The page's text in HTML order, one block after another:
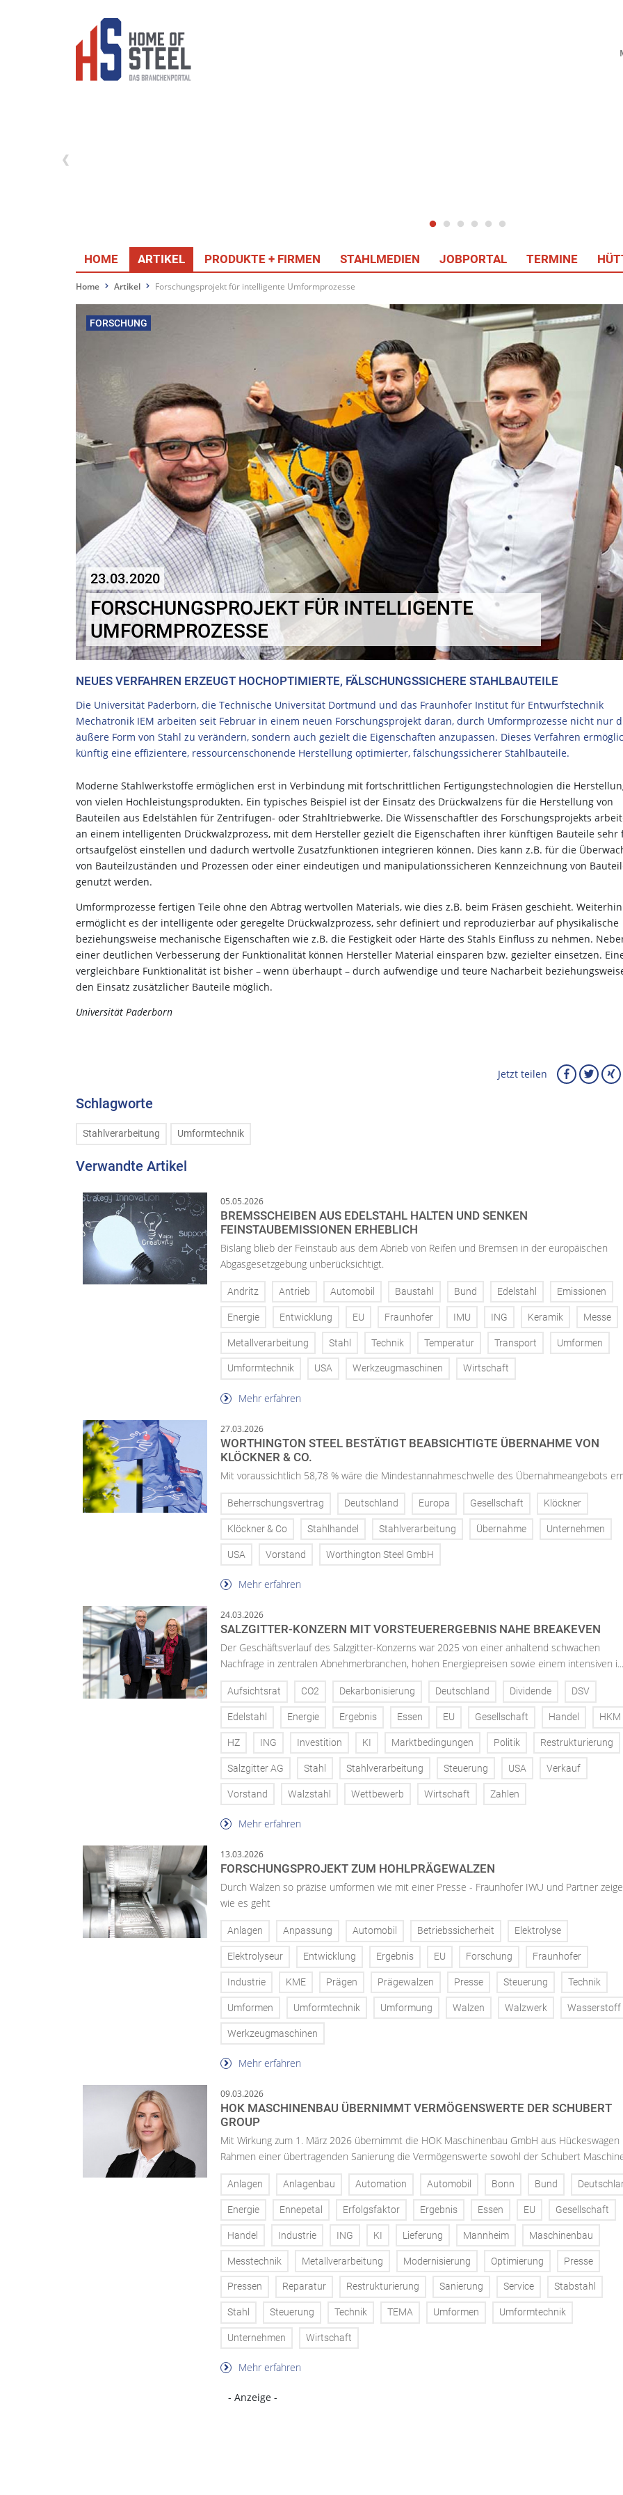
HOME ARTIKEL PRODUKTE + FIRMEN STAHLMEDIEN JOBPORTAL TERMINE
Home Artikel Forschungsprojekt für intelligente Umformprozesse
FORSCHUNG
23.03.2020
FORSCHUNGSPROJEKT FÜR INTELLIGENTE
UMFORMPROZESSE
NEUES VERFAHREN ERZEUGT HOCHOPTIMIERTE, FÄLSCHUNGSSICHERE STAHLBAUTEILE
Die Universität Paderborn, die Technische Universität Dortmund und das Fraunhofer Institut für Entwurfstechnik
Mechatronik IEM arbeiten seit Februar in einem neuen Forschungsprojekt daran, durch Umformprozesse nicht nur
äußere Form von Stahl zu verändern, sondern auch gezielt die Eigenschaften anzupassen. Dieses Verfahren
künftig eine effizientere, ressourcenschonende Herstellung optimierter, fälschungssicherer Stahlbauteile.
Moderne Stahlwerkstoffe ermöglichen erst in Verbindung mit fortschrittlichen Fertigungstechnologien die
von vielen Hochleistungsprodukten. Ein typisches Beispiel ist der Einsatz des Drückwalzens für die Herstellung von
Bauteilen aus Edelstählen für Zentrifugen- oder Strahltriebwerke. Die Wissenschaftler des Forschungsprojekts
an einem intelligenten Drückwalzprozess, mit dem Hersteller gezielt die Eigenschaften ihrer künftigen Bauteile sehr
ortsaufgelöst einstellen und dadurch wertvolle Zusatzfunktionen integrieren können. Dies kann z.B. für die
von Bauteilzuständen und Prozessen oder einer eindeutigen und manipulationssicheren Kennzeichnung von
genutzt werden.
Umformprozesse fertigen Teile ohne den Abtrag wertvollen Materials, wie dies z.B. beim Fräsen geschieht. Weiterhin
ermöglicht es der intelligente oder geregelte Drückwalzprozess, sehr definiert und reproduzierbar auf physikalische
beziehungsweise mechanische Eigenschaften wie z.B. die Festigkeit oder Härte des Stahls Einfluss zu nehmen.
einer deutlichen Verbesserung der Funktionalität können Hersteller Material einsparen bzw. gezielter einsetzen.
vergleichbare Funktionalität ist bisher – wenn überhaupt – durch aufwendige und teure Nacharbeit
den Einsatz zusätzlicher Bauteile möglich.
Universität Paderborn
Jetzt teilen
Schlagworte
Stahlverarbeitung Umformtechnik
Verwandte Artikel
05.05.2026
BREMSSCHEIBEN AUS EDELSTAHL HALTEN UND SENKEN
FEINSTAUBEMISSIONEN ERHEBLICH
Bislang blieb der Feinstaub aus dem Abrieb von Reifen und Bremsen in der europäischen
Abgasgesetzgebung unberücksichtigt.
Andritz Antrieb Automobil Baustahl Bund Edelstahl Emissionen
Energie Entwicklung EU Fraunhofer IMU ING Keramik Messe
Metallverarbeitung Stahl Technik Temperatur Transport Umformen
Umformtechnik USA Werkzeugmaschinen Wirtschaft
Mehr erfahren
27.03.2026
WORTHINGTON STEEL BESTÄTIGT BEABSICHTIGTE ÜBERNAHME VON
KLÖCKNER & CO.
Mit voraussichtlich 58,78 % wäre die Mindestannahmeschwelle des Übernahmeangebots
Beherrschungsvertrag Deutschland Europa Gesellschaft Klöckner
Klöckner & Co Stahlhandel Stahlverarbeitung Übernahme Unternehmen
USA Vorstand Worthington Steel GmbH
Mehr erfahren
24.03.2026
SALZGITTER-KONZERN MIT VORSTEUERERGEBNIS NAHE BREAKEVEN
Der Geschäftsverlauf des Salzgitter-Konzerns war 2025 von einer anhaltend schwachen
Nachfrage in zentralen Abnehmerbranchen, hohen Energiepreisen sowie einem intensiven i...
Aufsichtsrat CO2 Dekarbonisierung Deutschland Dividende DSV
Edelstahl Energie Ergebnis Essen EU Gesellschaft Handel HKM
HZ ING Investition KI Marktbedingungen Politik Restrukturierung
Salzgitter AG Stahl Stahlverarbeitung Steuerung USA Verkauf
Vorstand Walzstahl Wettbewerb Wirtschaft Zahlen
Mehr erfahren
13.03.2026
FORSCHUNGSPROJEKT ZUM HOHLPRÄGEWALZEN
Durch Walzen so präzise umformen wie mit einer Presse - Fraunhofer IWU und Partner
wie es geht
Anlagen Anpassung Automobil Betriebssicherheit Elektrolyse
Elektrolyseur Entwicklung Ergebnis EU Forschung Fraunhofer
Industrie KME Prägen Prägewalzen Presse Steuerung Technik
Umformen Umformtechnik Umformung Walzen Walzwerk Wasserstoff
Werkzeugmaschinen
Mehr erfahren
09.03.2026
HOK MASCHINENBAU ÜBERNIMMT VERMÖGENSWERTE DER SCHUBERT
GROUP
Mit Wirkung zum 1. März 2026 übernimmt die HOK Maschinenbau GmbH aus Hückeswagen
Rahmen einer übertragenden Sanierung die Vermögenswerte sowohl der Schubert
Anlagen Anlagenbau Automation Automobil Bonn Bund
Energie Ennepetal Erfolgsfaktor Ergebnis Essen EU Gesellschaft
Handel Industrie ING KI Lieferung Mannheim Maschinenbau
Messtechnik Metallverarbeitung Modernisierung Optimierung Presse
Pressen Reparatur Restrukturierung Sanierung Service Stabstahl
Stahl Steuerung Technik TEMA Umformen Umformtechnik
Unternehmen Wirtschaft
Mehr erfahren
- Anzeige -